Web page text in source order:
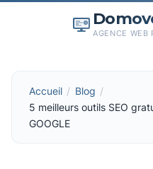
AGENCE WEB
Accueil
Blog
5 meilleurs outils SEO
GOOGLE